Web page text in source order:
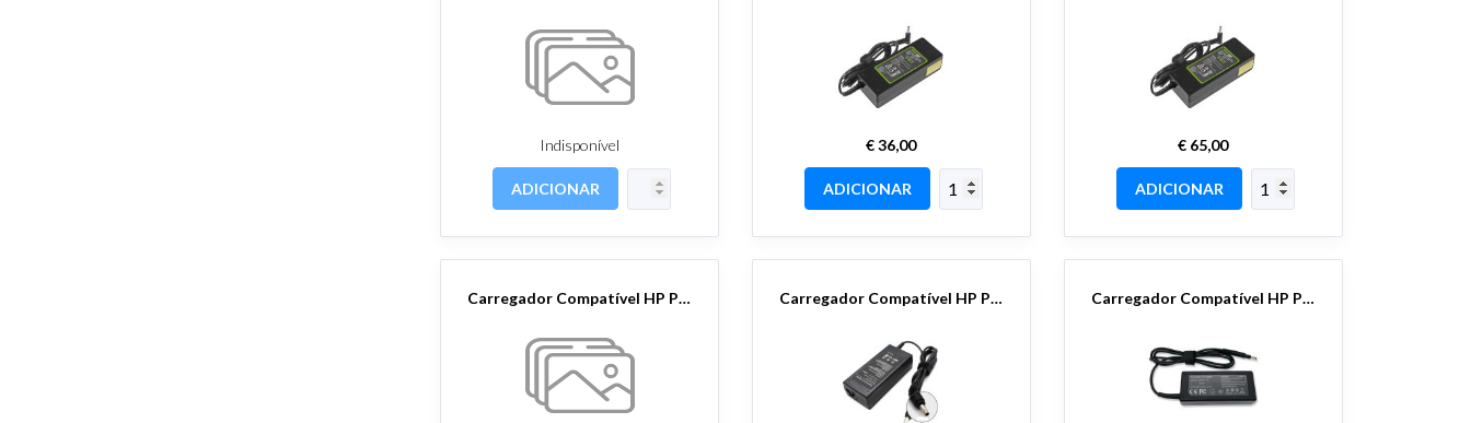
Indisponível
ADICIONAR
€ 36,00
ADICIONAR
€ 65,00
ADICIONAR
Carregador Compatível HP Ponta Azul 19,5V 6.9A / 135W - 4,5x3.0 Pin Carregador Compatível HP Ponta Bullet 19V Carregador Compatível HP Ponta Longa (Envy, SleekBook) CARREGADOR HP 19,5V 3.34A/65W 4,8x1,7